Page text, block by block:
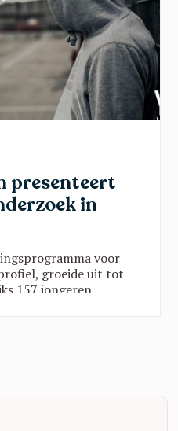
presenteert
in
voor
groeide uit tot
157 jongeren